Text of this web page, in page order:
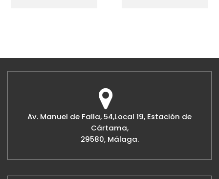
Av. Manuel de Falla, 54,Local 19, Estación de
Cártama,
29580, Málaga.